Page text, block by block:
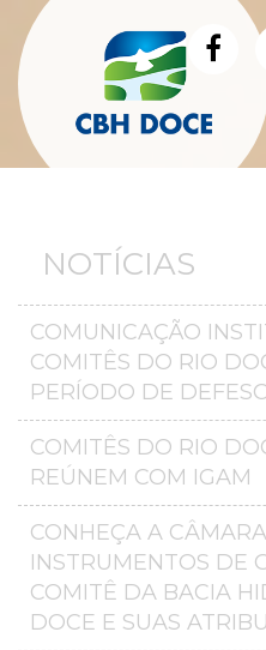
NOTÍCIAS
COMUNICAÇÃO
COMITÊS DO RIO
PERÍODO DE
COMITÊS DO RIO
REÚNEM COM IGAM
CONHEÇA A
INSTRUMENTOS DE
COMITÊ DA BACIA
DOCE E SUAS